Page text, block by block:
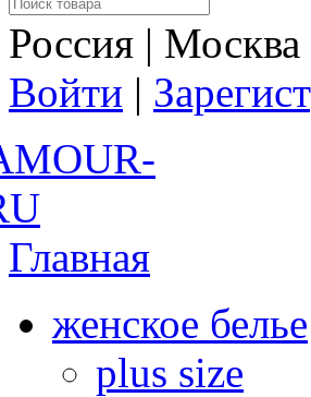
Россия |
Войти |
Главная
женское белье
plus size